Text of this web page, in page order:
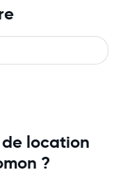
location
?